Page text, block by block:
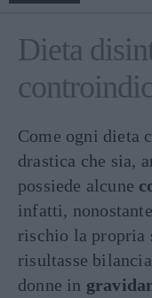
Dieta
Come ogni dieta
drastica che sia,
possiede alcune
infatti,
rischio la propria
risultasse
donne in